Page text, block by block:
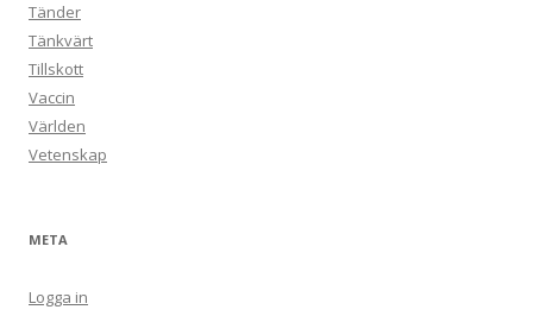
Tänder
Tänkvärt
Tillskott
Vaccin
Världen
Vetenskap
META
Logga in